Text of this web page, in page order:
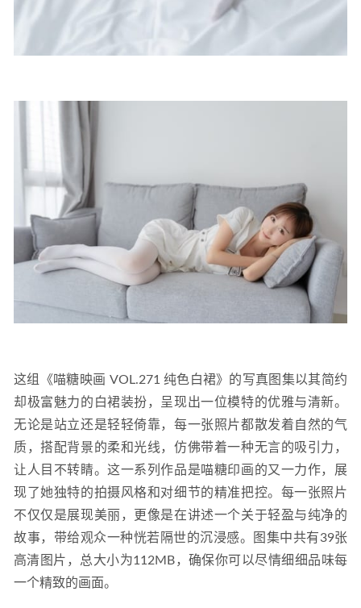
这组《喵糖映画 VOL.271 纯色白裙》的写真图集以其简约
却极富魅力的白裙装扮，呈现出一位模特的优雅与清新。
无论是站立还是轻轻倚靠，每一张照片都散发着自然的气
质，搭配背景的柔和光线，仿佛带着一种无言的吸引力，
让人目不转睛。这一系列作品是喵糖印画的又一力作，展
现了她独特的拍摄风格和对细节的精准把控。每一张照片
不仅仅是展现美丽，更像是在讲述一个关于轻盈与纯净的
故事，带给观众一种恍若隔世的沉浸感。图集中共有39张
高清图片，总大小为112MB，确保你可以尽情细细品味每
一个精致的画面。